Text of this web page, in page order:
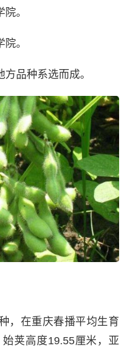
。
。
品种系选而成。
，在重庆春播平均生育
荚高度19.55厘米，亚